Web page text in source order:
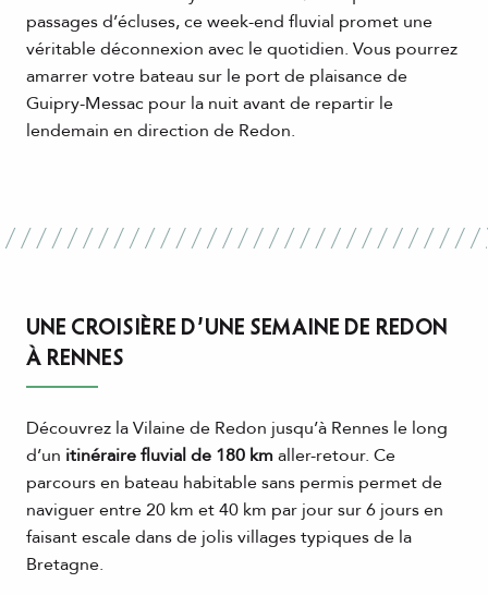
passages d’écluses, ce week-end fluvial promet une
véritable déconnexion avec le quotidien. Vous pourrez
amarrer votre bateau sur le port de plaisance de
Guipry-Messac pour la nuit avant de repartir le
lendemain en direction de Redon.
UNE CROISIÈRE D’UNE SEMAINE DE REDON
À RENNES
Découvrez la Vilaine de Redon jusqu’à Rennes le long
d’un itinéraire fluvial de 180 kmaller-retour. Ce
parcours en bateau habitable sans permis permet de
naviguer entre 20 km et 40 km par jour sur 6 jours en
faisant escale dans de jolis villages typiques de la
Bretagne.